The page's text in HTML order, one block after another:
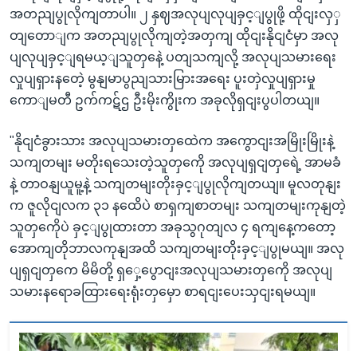
အတညျပွုလိုကျတာပါ။ ၂ နှဈအလုပျလုပျခှင့ျပွုဖို့ ထိုငျးလှှ
တျတောျက အတညျပွုလိုကျတဲ့အတှကျ ထိုငျးနိုငျငံမှာ အလု
ပျလုပျခှင့ျရမယ့ျသူတှနေဲ့ ပတျသကျလို့ အလုပျသမားရေး
လှုပျရှားနတေဲ့ မွနျမာပွညျသားမြားအရေး ပူးတှဲလှုပျရှားမှု
ကောျမတီ ဥက်ကဋ်ဌ ဦးမိုးကွိုးက အခုလိုရှငျးပွပါတယျ။
"နိုငျငံခွားသား အလုပျသမားတှထေဲက အကွောငျးအမြိုးမြိုးနဲ့
သကျတမျး မတိုးရသေးတဲ့သူတှကေို အလုပျရှငျတှရေဲ့ အာမခံ
နဲ့ တာဝနျယူမူ့နဲ့ သကျတမျးတိုးခှင့ျပွုလိုကျတယျ။ မူလတုနျး
က ဇူလိုငျလက ၃၁ နထေိပဲ စာရှကျစာတမျး သကျတမျးကုနျတဲ့
သူတှကေိုပဲ ခှင့ျပွုထားတာ အခုသွဂုတျလ ၄ ရကျနေ့ကတော့
အောကျတိုဘာလကုနျအထိ သကျတမျးတိုးခှင့ျပွုမယျ။ အလု
ပျရှငျတှကေ မိမိတို့ ရှှေ့ပွောငျးအလုပျသမားတှကေို အလုပျ
သမားနရောခထြားရေးရုံးတှမှော စာရငျးပေးသှငျးရမယျ။